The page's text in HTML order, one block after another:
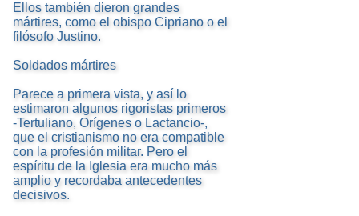
Ellos también dieron grandes
mártires, como el obispo Cipriano o el
filósofo Justino.
Soldados mártires
Parece a primera vista, y así lo
estimaron algunos rigoristas primeros
-Tertuliano, Orígenes o Lactancio-,
que el cristianismo no era compatible
con la profesión militar. Pero el
espíritu de la Iglesia era mucho más
amplio y recordaba antecedentes
decisivos.